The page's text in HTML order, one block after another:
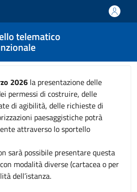
telematico
2026la presentazione delle
permessi di costruire, delle
di agibilità, delle richieste di
paesaggistiche potrà
attraverso lo sportello
sarà possibile presentare questa
modalità diverse (cartacea o per
dell’istanza.